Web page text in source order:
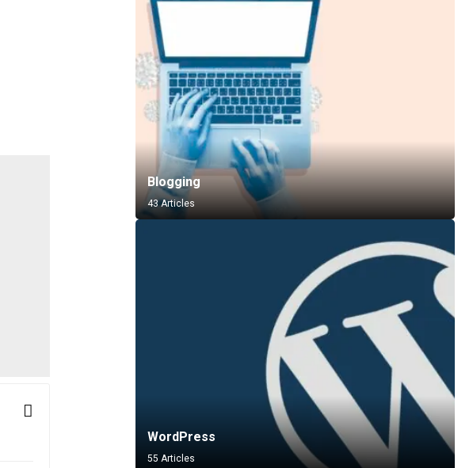
Blogging
43 Articles
WordPress
55 Articles